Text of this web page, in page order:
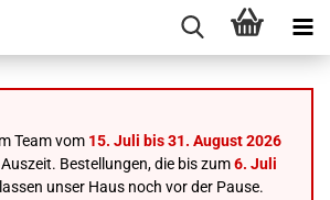
Team vom 15. Juli bis 31. August 2026
Bestellungen, die bis zum6. Juli
unser Haus noch vor der Pause.